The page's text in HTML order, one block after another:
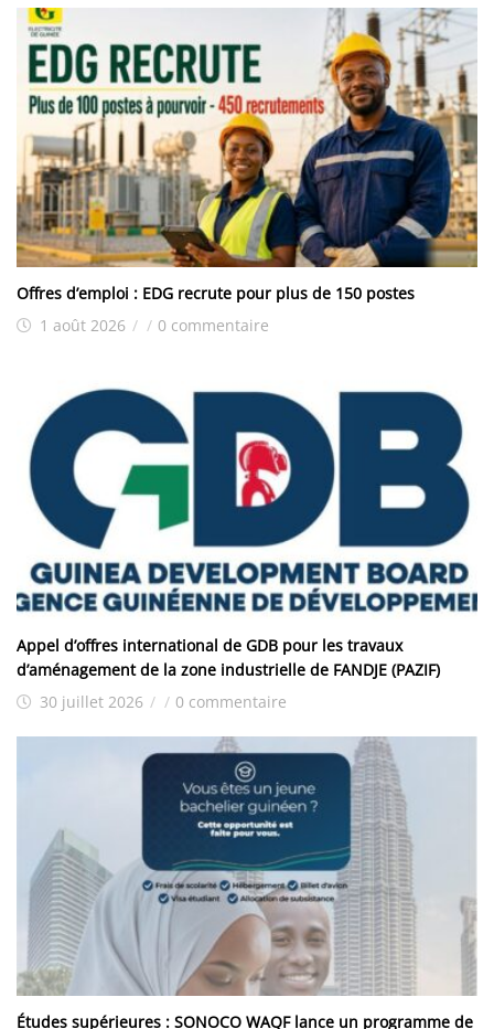
Offres d’emploi : EDG recrute pour plus de 150 postes
1 août 2026 / / 0 commentaire
Appel d’offres international de GDB pour les travaux
d’aménagement de la zone industrielle de FANDJE (PAZIF)
30 juillet 2026 / / 0 commentaire
Études supérieures : SONOCO WAQF lance un programme de